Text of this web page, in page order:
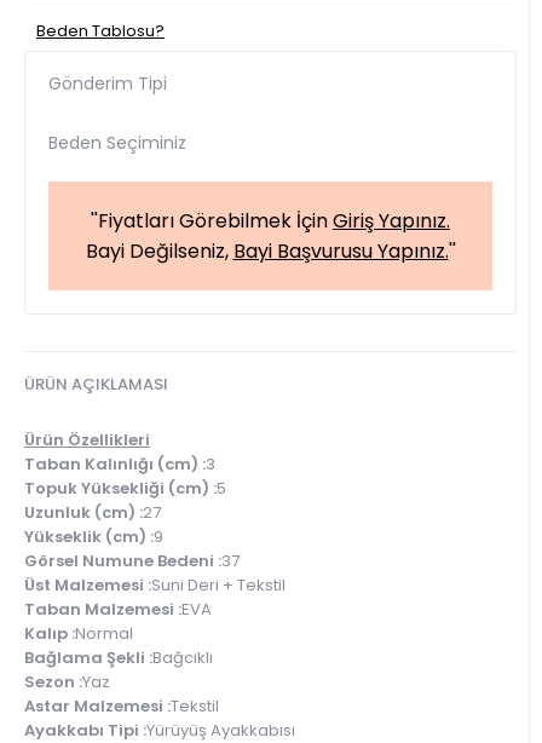
Beden Tablosu?
Gönderim Tipi
Beden Seçiminiz
''Fiyatları Görebilmek İçinGiriş Yapınız.
Bayi Değilseniz, Bayi Başvurusu Yapınız.''
ÜRÜN AÇIKLAMASI
Ürün Özellikleri
Taban Kalınlığı (cm) :3
Topuk Yüksekliği (cm) :5
Uzunluk (cm) :27
Yükseklik (cm) :9
Görsel Numune Bedeni :37
Üst Malzemesi :Suni Deri + Tekstil
Taban Malzemesi :EVA
Kalıp :Normal
Bağlama Şekli :Bağcıklı
Sezon :Yaz
Astar Malzemesi :Tekstil
Ayakkabı Tipi :Yürüyüş Ayakkabısı